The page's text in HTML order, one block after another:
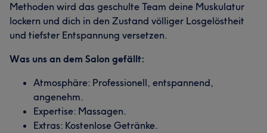
Methoden wird das geschulte Team deine Muskulatur
lockern und dich in den Zustand völliger Losgelöstheit
und tiefster Entspannung versetzen.
Was uns an dem Salon gefällt:
Atmosphäre: Professionell, entspannend,
angenehm.
Expertise: Massagen.
Extras: Kostenlose Getränke.